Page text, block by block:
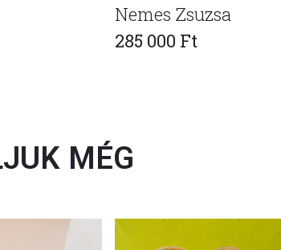
Nemes Zsuzsa
285 000 Ft
MÉG